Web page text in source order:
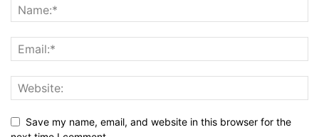
Save my name, email, and website in this browser for the